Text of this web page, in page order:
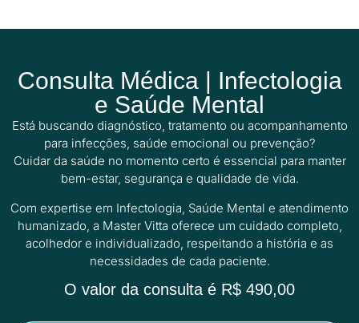
Consulta Médica | Infectologia
e Saúde Mental
Está buscando diagnóstico, tratamento ou acompanhamento
para infecções, saúde emocional ou prevenção?
Cuidar da saúde no momento certo é essencial para manter
bem-estar, segurança e qualidade de vida.
Com expertise em Infectologia, Saúde Mental e atendimento
humanizado, a Master Vitta oferece um cuidado completo,
acolhedor e individualizado, respeitando a história e as
necessidades de cada paciente.
O valor da consulta é R$ 490,00